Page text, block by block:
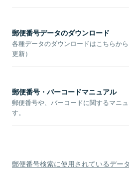
郵便番号データのダウンロード
各種データのダウンロードはこちらか
更新）
郵便番号・バーコードマニュアル
郵便番号や、バーコードに関するマニ
す。
郵便番号検索に使用されているデー